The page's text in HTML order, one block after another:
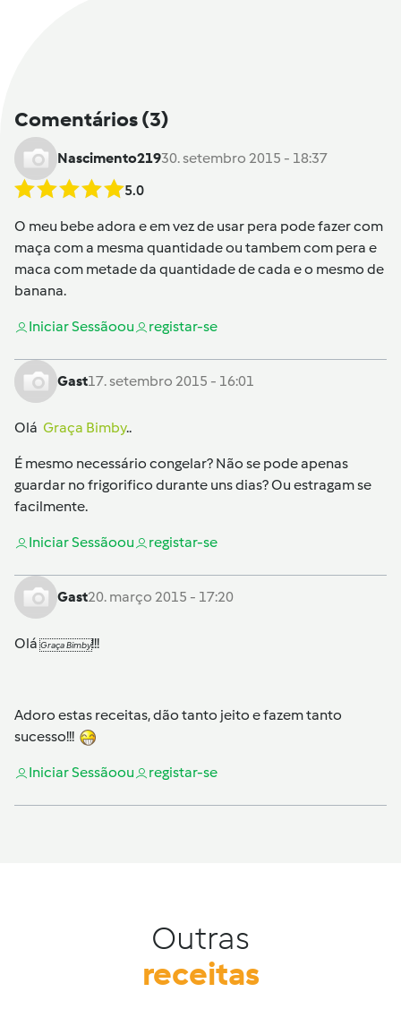
Comentários(3)
Nascimento21930. setembro 2015 - 18:37
5.0
O meu bebe adora e em vez de usar pera pode fazer com
maça com a mesma quantidade ou tambem com pera e
maca com metade da quantidade de cada e o mesmo de
banana.
Iniciar Sessãoou registar-se
Gast17. setembro 2015 - 16:01
Olá Graça Bimby..
É mesmo necessário congelar? Não se pode apenas
guardar no frigorifico durante uns dias? Ou estragam se
facilmente.
Iniciar Sessãoou registar-se
Gast20. março 2015 - 17:20
OláGraça Bimby!!!
Adoro estas receitas, dão tanto jeito e fazem tanto
sucesso!!!
Iniciar Sessãoou registar-se
Outras
receitas